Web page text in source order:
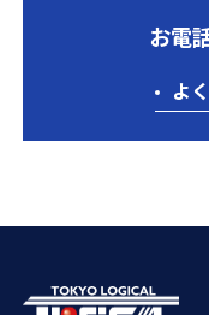
お電
よ